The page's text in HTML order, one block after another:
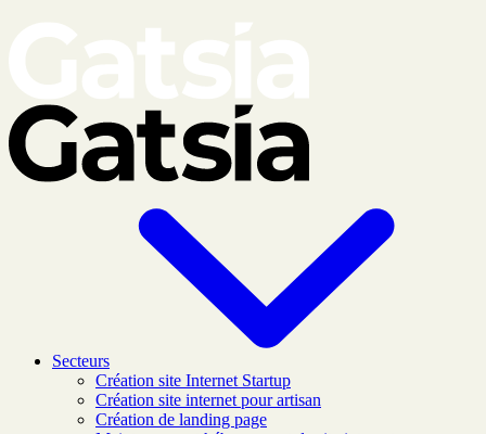
Secteurs
Création site Internet Startup
Création site internet pour artisan
Création de landing page